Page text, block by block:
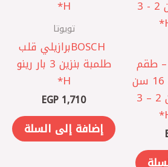
BOSCH الماني – ‎طقم
بوجيهات 4 قطع 16 سن
قصير رينو ميجان 2 – 3
تويوتا
BOSCH ‎برازيلي ‎قلب
طلمبة بنزين 3 بار رينو
H*
EGP 1,710
إضافة إلى السلة